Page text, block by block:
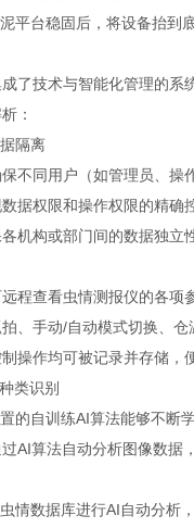
台稳固后，将设备抬到
技术与智能化管理的系
：
隔离
同用户（如管理员、操
权限和操作权限的精确
构或部门间的数据独立
查看虫情测报仪的各项
手动/自动模式切换、仓
作均可被记录并存储，
类识别
自训练AI算法能够不断
算法自动分析图像数据
数据库进行AI自动分析